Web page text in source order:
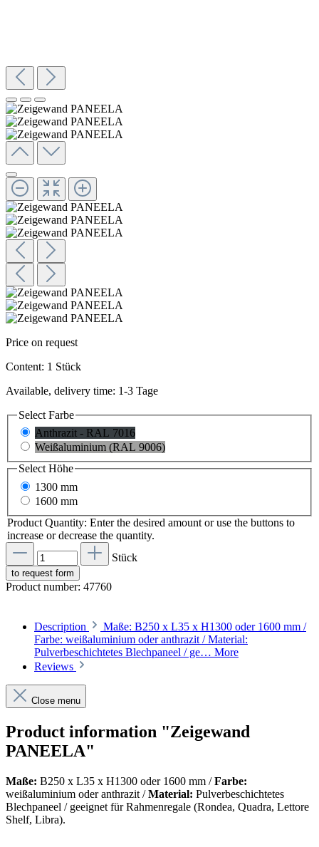
Price on request
Content: 1 Stück
Available, delivery time: 1-3 Tage
Select Farbe
Anthrazit - RAL 7016
Weißaluminium (RAL 9006)
SelectHöhe
1300 mm
1600 mm
Product Quantity: Enter the desired amount or use the buttons to
increase or decrease the quantity.
Stück
to request form
Product number: 47760
Description
Maße: B250 x L35 x H1300 oder 1600 mm /
Farbe: weißaluminium oder anthrazit / Material:
Pulverbeschichtetes Blechpaneel / ge… More
Reviews
Close menu
Product information "Zeigewand
PANEELA"
Maße: B250 x L35 x H1300 oder 1600 mm /Farbe:
weißaluminium oder anthrazit /Material: Pulverbeschichtetes
Blechpaneel / geeignet für Rahmenregale (Rondea, Quadra, Lettore
Shelf, Libra).